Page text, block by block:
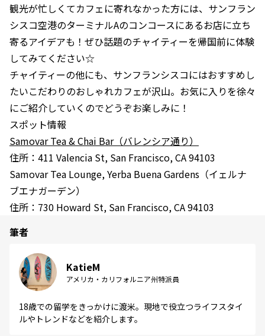
観光が忙しくてカフェに寄れなかった方には、サンフラン
シスコ空港のターミナルAのコンコースにあるお店に立ち
寄るアイデアも！ぜひ話題のチャイティーを帰国前に体験
してみてください☆
チャイティーの他にも、サンフランシスコにはおすすめし
たいこだわりのおしゃれカフェが沢山。お気に入りを徐々
にご紹介していくのでどうぞお楽しみに！
スポット情報
Samovar Tea & Chai Bar（バレンシア通り）
住所：411 Valencia St, San Francisco, CA 94103
Samovar Tea Lounge, Yerba Buena Gardens（イェルナ
ブエナガーデン）
住所：730 Howard St, San Francisco, CA 94103
筆者
KatieM
アメリカ・カリフォルニア州特派員
18歳での留学をきっかけに渡米。現地で役立つライフスタイ
ルやトレンドなどを紹介します。